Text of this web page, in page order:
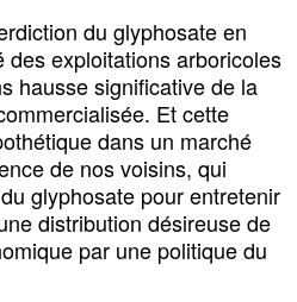
du glyphosate en
exploitations arboricoles
hausse significative de la
Et cette
dans un marché
de nos voisins, qui
glyphosate pour entretenir
distribution désireuse de
par une politique du